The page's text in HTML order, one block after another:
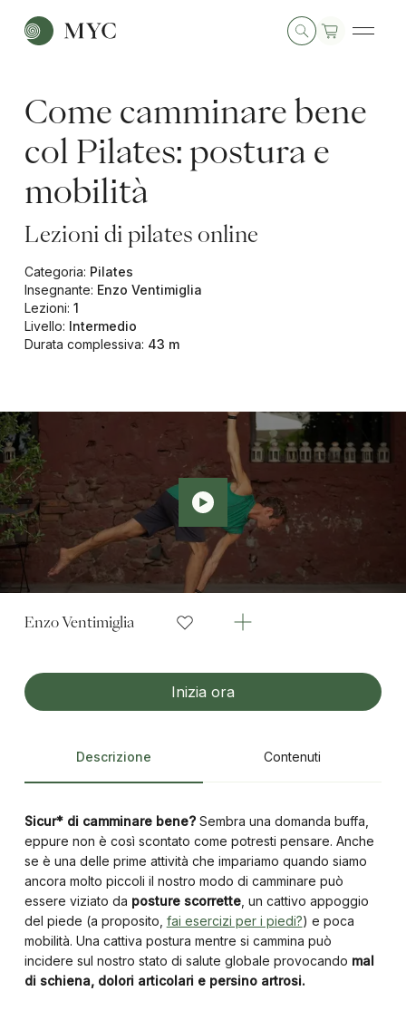
Come camminare bene
col Pilates: postura e
mobilità
Lezioni di pilates online
Categoria: Pilates
Insegnante: Enzo Ventimiglia
Lezioni: 1
Livello: Intermedio
Durata complessiva: 43 m
Enzo Ventimiglia
Inizia ora
Descrizione Contenuti
Sicur* di camminare bene?Sembra una domanda buffa,
eppure non è così scontato come potresti pensare. Anche
se è una delle prime attività che impariamo quando siamo
ancora molto piccoli il nostro modo di camminare può
essere viziato da posture scorrette, un cattivo appoggio
del piede (a proposito, fai esercizi per i piedi?) e poca
mobilità. Una cattiva postura mentre si cammina può
incidere sul nostro stato di salute globale provocando mal
di schiena, dolori articolari e persino artrosi.